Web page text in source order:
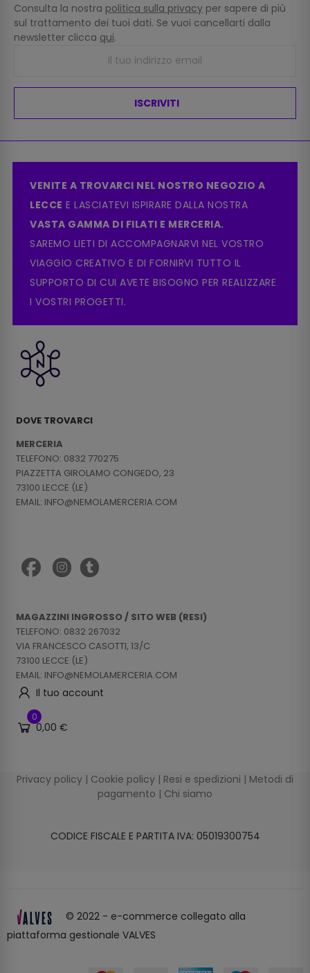
Consulta la nostra politica sulla privacy per sapere di più
sul trattamento dei tuoi dati. Se vuoi cancellarti dalla
newsletter clicca qui.
ISCRIVITI
VENITE A TROVARCI NEL NOSTRO NEGOZIO A
LECCE E LASCIATEVI ISPIRARE DALLA NOSTRA
VASTA GAMMA DI FILATI E MERCERIA.
SAREMO LIETI DI ACCOMPAGNARVI NEL VOSTRO
VIAGGIO CREATIVO E DI FORNIRVI TUTTO IL
SUPPORTO DI CUI AVETE BISOGNO PER REALIZZARE
I VOSTRI PROGETTI.
DOVE TROVARCI
MERCERIA
TELEFONO: 0832 770275
PIAZZETTA GIROLAMO CONGEDO, 23
73100 LECCE (LE)
EMAIL: INFO@NEMOLAMERCERIA.COM
MAGAZZINI INGROSSO / SITO WEB (RESI)
TELEFONO: 0832 267032
VIA FRANCESCO CASOTTI, 13/C
73100 LECCE (LE)
EMAIL: INFO@NEMOLAMERCERIA.COM
Il tuo account
0
0,00 €
Privacy policy | Cookie policy | Resi e spedizioni | Metodi di
pagamento | Chi siamo
CODICE FISCALE E PARTITA IVA: 05019300754
© 2022 - e-commerce collegato alla
piattaforma gestionale VALVES